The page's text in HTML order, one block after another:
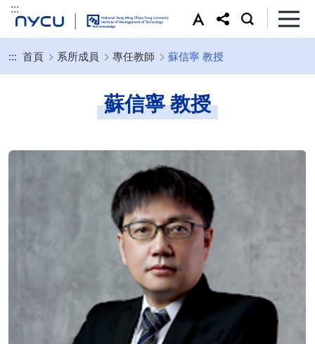
:::
::: 首頁 系所成員 專任教師 蘇信寧 教授
蘇信寧 教授